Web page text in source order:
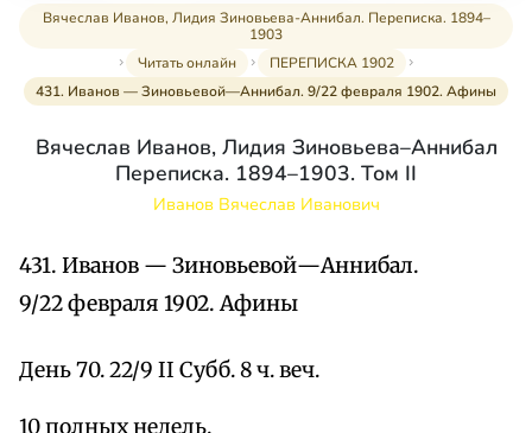
Вячеслав Иванов, Лидия Зиновьева-Аннибал. Переписка. 1894–
1903
Читать онлайн
ПЕРЕПИСКА 1902
431. Иванов — Зиновьевой—Аннибал. 9/22 февраля 1902. Афины
Вячеслав Иванов, Лидия Зиновьева–Аннибал
Переписка. 1894–1903. Том II
Иванов Вячеслав Иванович
431. Иванов — Зиновьевой—Аннибал.
9/22 февраля 1902. Афины
День 70. 22/9 II Субб. 8 ч. веч.
10 полных недель.